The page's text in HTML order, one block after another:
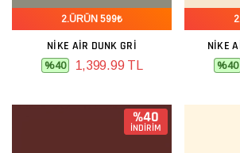
2.ÜRÜN 599₺
NIKE AIR DUNK GRI
%40 1,399.99 TL
NIKE
%40
%40
İNDİRİM